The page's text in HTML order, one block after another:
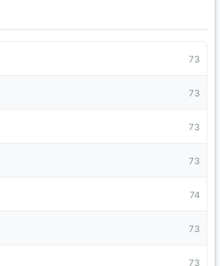
73
73
73
73
74
73
73